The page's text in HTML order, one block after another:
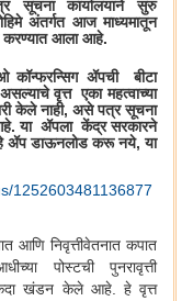
सूचना कार्यालयाने सुरु
अंतर्गत आज माध्यमातून
करण्यात आला आहे.
कॉन्फरन्सिग ॲपची बीटा
वृत्तएका महत्वाच्या
केले नाही, असे पत्र सूचना
या ॲपला केंद्र सरकारने
ॲप डाऊनलोड करू नये, या
1252603481136877
आणि निवृत्तीवेतनात कपात
पोस्टची पुनरावृत्ती
खंडन केले आहे. हे वृत्त